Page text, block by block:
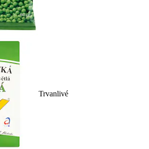
Trvanlivé